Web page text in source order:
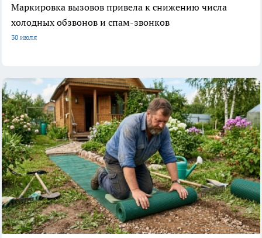
Маркировка вызовов привела к снижению числа
холодных обзвонов и спам-звонков
30 июля